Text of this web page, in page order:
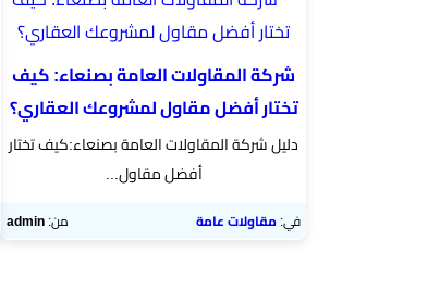
شركة المقاولات العامة بصنعاء: كيف
تختار أفضل مقاول لمشروعك العقاري؟
دليل شركة المقاولات العامة بصنعاء:كيف تختار
أفضل مقاول...
في:مقاولات عامة من:admin